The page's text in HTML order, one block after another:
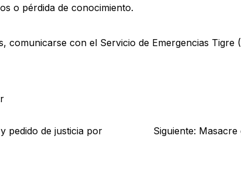
o pérdida de conocimiento.
comunicarse con el Servicio de Emergencias Tigre
pedido de justicia por
Siguiente: Masacre